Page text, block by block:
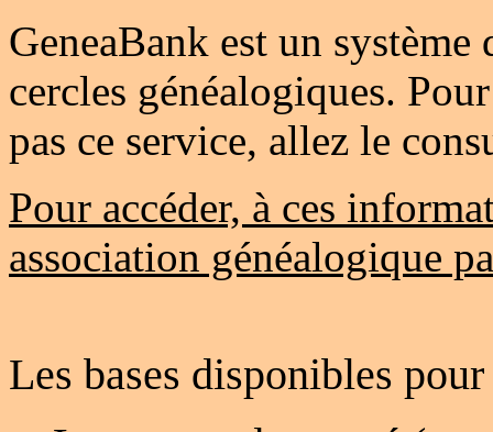
GeneaBank est un système
cercles généalogiques.
pas ce service, allez le
Pour accéder, à ces
association généalogique
Les bases disponibles